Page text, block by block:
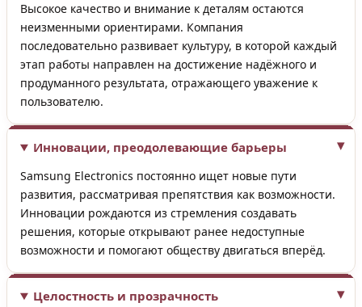
Высокое качество и внимание к деталям остаются
неизменными ориентирами. Компания
последовательно развивает культуру, в которой каждый
этап работы направлен на достижение надёжного и
продуманного результата, отражающего уважение к
пользователю.
Инновации, преодолевающие барьеры
Samsung Electronics постоянно ищет новые пути
развития, рассматривая препятствия как возможности.
Инновации рождаются из стремления создавать
решения, которые открывают ранее недоступные
возможности и помогают обществу двигаться вперёд.
Целостность и прозрачность